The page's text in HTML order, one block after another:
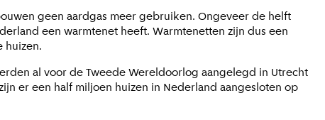
geen aardgas meer gebruiken. Ongeveer de helft
een warmtenet heeft. Warmtenetten zijn dus een
huizen.
al voor de Tweede Wereldoorlog aangelegd in Utrecht
er een half miljoen huizen in Nederland aangesloten op